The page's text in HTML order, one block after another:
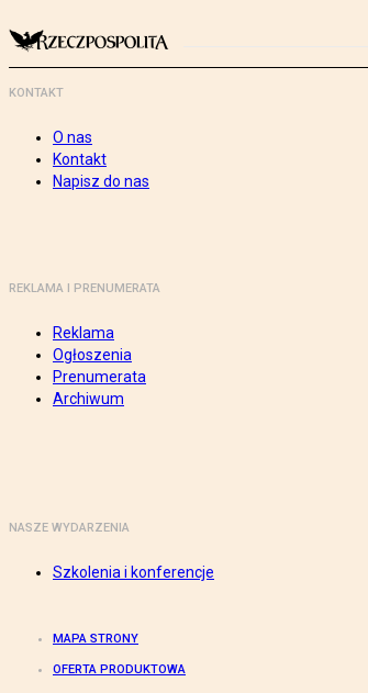
KONTAKT
O nas
Kontakt
Napisz do nas
REKLAMA I PRENUMERATA
Reklama
Ogłoszenia
Prenumerata
Archiwum
NASZE WYDARZENIA
Szkolenia i konferencje
MAPA STRONY
OFERTA PRODUKTOWA